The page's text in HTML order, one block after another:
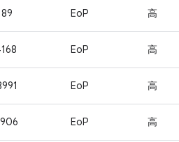
EoP 高
EoP 高
EoP 高
EoP 高